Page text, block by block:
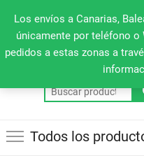
Los envíos a Canarias,
únicamente por teléfono o
pedidos a estas zonas a
contenido
660 079 911
Todos los